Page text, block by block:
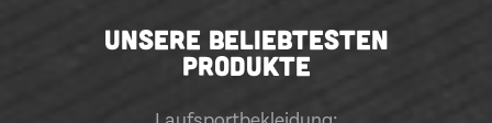
UNSERE BELIEBTESTEN
PRODUKTE